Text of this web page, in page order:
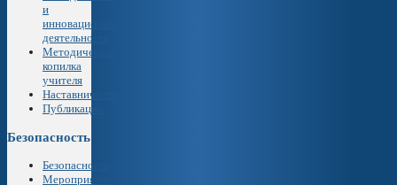
и
инновационная
деятельность
Методическая
копилка
учителя
Наставничество
Публикации
Безопасность
Безопасность
Мероприятия